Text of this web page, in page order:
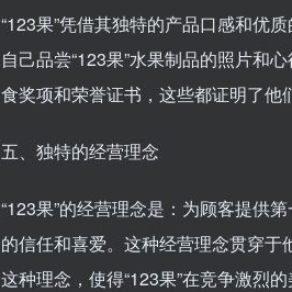
“123果”凭借其独特的产品口感和优
自己品尝“123果”水果制品的照片和
食奖项和荣誉证书，这些都证明了他
五、独特的经营理念
“123果”的经营理念是：为顾客提供
的信任和喜爱。这种经营理念贯穿
这种理念，使得“123果”在竞争激烈的